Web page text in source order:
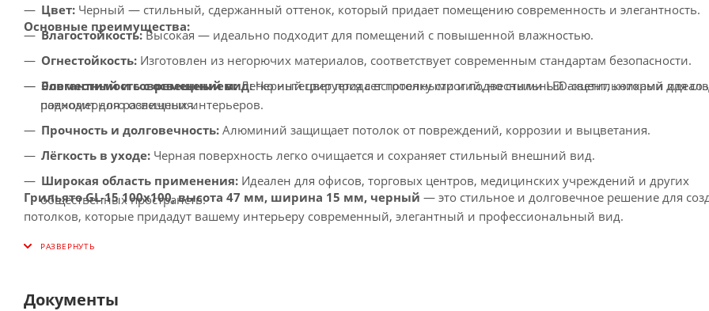
Цвет: Черный — стильный, сдержанный оттенок, который придает помещению современность и элегантность.
Влагостойкость:Высокая — идеально подходит для помещений с повышенной влажностью.
Огнестойкость: Изготовлен из негорючих материалов, соответствует современным стандартам безопасности.
Совместимость с освещением:Легко интегрируется с встроенными и подвесными LED-светильниками для
равномерного освещения.
Основные преимущества:
Элегантный и современный вид:Черный цвет придает потолку строгий, но стильный акцент, который
подходит для различных интерьеров.
Прочность и долговечность: Алюминий защищает потолок от повреждений, коррозии и выцветания.
Лёгкость в уходе: Черная поверхность легко очищается и сохраняет стильный внешний вид.
Широкая область применения: Идеален для офисов, торговых центров, медицинских учреждений и других
общественных пространств.
Грильято GL-15 100x100, высота 47 мм, ширина 15 мм, черный — это стильное и долговечное решение для
потолков, которые придадут вашему интерьеру современный, элегантный и профессиональный вид.
Документы